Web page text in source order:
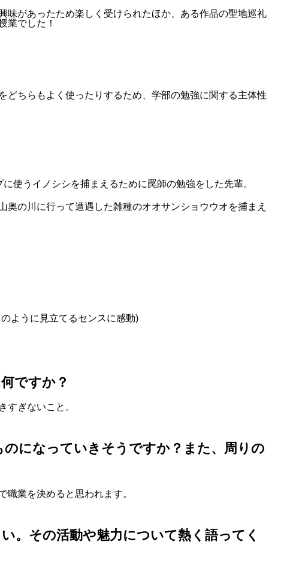
があったため楽しく受けられたほか、ある作品の聖地巡礼
業でした！
ちらもよく使ったりするため、学部の勉強に関する主体性
使うイノシシを捕まえるために罠師の勉強をした先輩。
の川に行って遭遇した雑種のオオサンショウウオを捕まえ
ように見立てるセンスに感動)
ですか？
すぎないこと。
になっていきそうですか？また、周りの
業を決めると思われます。
。その活動や魅力について熱く語ってく